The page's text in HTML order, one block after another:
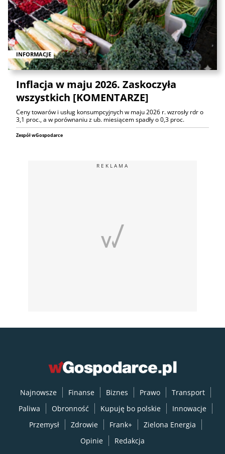
INFORMACJE
Inflacja w maju 2026. Zaskoczyła
wszystkich [KOMENTARZE]
Ceny towarów i usług konsumpcyjnych w maju 2026 r. wzrosły rdr o
3,1 proc., a w porównaniu z ub. miesiącem spadły o 0,3 proc.
Zespół wGospodarce
REKLAMA
Najnowsze Finanse Biznes Prawo
Transport
Paliwa
Obronność Kupuję bo polskie
Innowacje
Przemysł
Zdrowie Frank+
Zielona Energia
Opinie
Redakcja